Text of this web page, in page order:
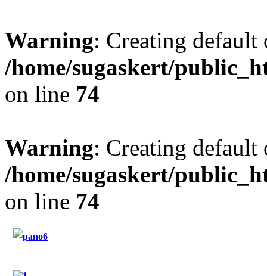
Warning: Creating
/home/sugaskert/
on line 74
Warning: Creating
/home/sugaskert/
on line 74